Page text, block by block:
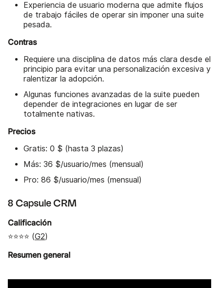
Experiencia de usuario moderna que admite flujos
de trabajo fáciles de operar sin imponer una suite
pesada.
Contras
Requiere una disciplina de datos más clara desde el
principio para evitar una personalización excesiva y
ralentizar la adopción.
Algunas funciones avanzadas de la suite pueden
depender de integraciones en lugar de ser
totalmente nativas.
Precios
Gratis: 0 $ (hasta 3 plazas)
Más: 36 $/usuario/mes (mensual)
Pro: 86 $/usuario/mes (mensual)
8 Capsule CRM
Calificación
⭐⭐⭐⭐ (G2)
Resumen general